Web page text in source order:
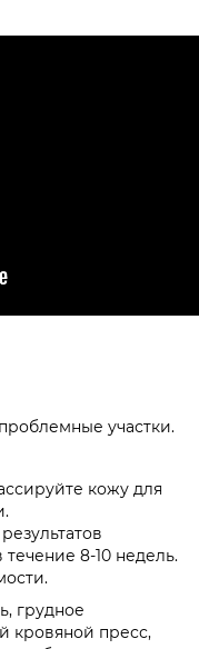
участки.
кожу для
8-10 недель.
грудное
кровяной пресс,